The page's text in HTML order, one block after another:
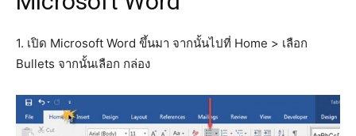
1. เปิด Microsoft Word ขึ้นมา จากนั้นไปที่ Home > เลือก
Bullets จากนั้นเลือก กล่อง